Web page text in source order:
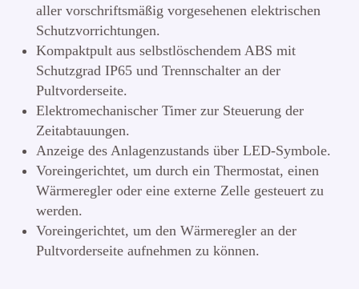
aller vorschriftsmäßig vorgesehenen elektrischen
Schutzvorrichtungen.
Kompaktpult aus selbstlöschendem ABS mit
Schutzgrad IP65 und Trennschalter an der
Pultvorderseite.
Elektromechanischer Timer zur Steuerung der
Zeitabtauungen.
Anzeige des Anlagenzustands über LED-Symbole.
Voreingerichtet, um durch ein Thermostat, einen
Wärmeregler oder eine externe Zelle gesteuert zu
werden.
Voreingerichtet, um den Wärmeregler an der
Pultvorderseite aufnehmen zu können.